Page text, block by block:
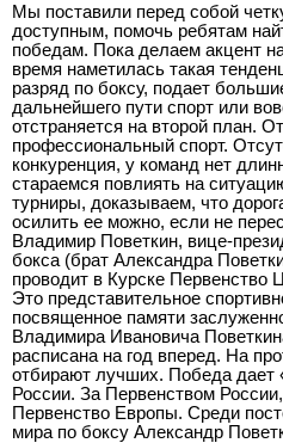
Мы поставили перед собой
доступным, помочь ребятам
победам. Пока делаем акцент
время наметилась такая
разряд по боксу, подает
дальнейшего пути спорт или
отстраняется на второй план.
профессиональный спорт.
конкуренция, у команд нет
стараемся повлиять на
турниры, доказываем, что
осилить ее можно, если не
Владимир Поветкин, вице-
бокса (брат Александра
проводит в Курске
Это представительное
посвященное памяти
Владимира Ивановича
расписана на год вперед. На
отбирают лучших. Победа дает
России. За Первенством
Первенство Европы. Среди
мира по боксу Александр